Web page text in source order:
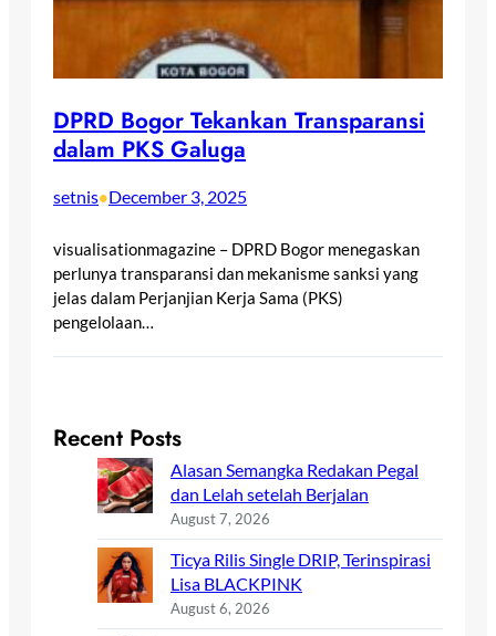
DPRD Bogor Tekankan Transparansi
dalam PKS Galuga
setnis•December 3, 2025
visualisationmagazine – DPRD Bogor menegaskan
perlunya transparansi dan mekanisme sanksi yang
jelas dalam Perjanjian Kerja Sama (PKS)
pengelolaan…
Recent Posts
Alasan Semangka Redakan Pegal
dan Lelah setelah Berjalan
August 7, 2026
Ticya Rilis Single DRIP, Terinspirasi
Lisa BLACKPINK
August 6, 2026